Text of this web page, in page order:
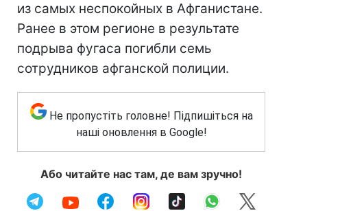
из самых неспокойных в Афганистане.
Ранее в этом регионе в результате
подрыва фугаса погибли семь
сотрудников афганской полиции.
Не пропустіть головне! Підпишіться на
наші оновлення в Google!
Або читайте нас там, де вам зручно!